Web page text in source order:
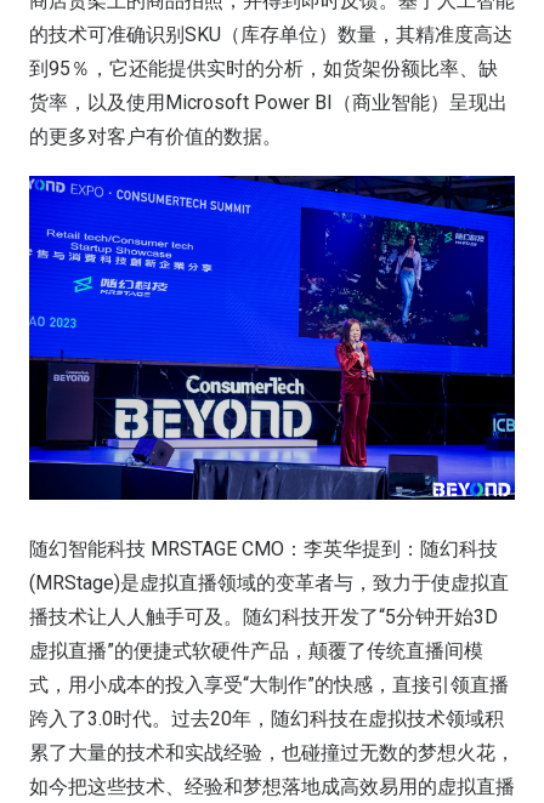
的技术可准确识别SKU（库存单位）数量，其精准度高达
到95％，它还能提供实时的分析，如货架份额比率、缺
货率，以及使用Microsoft Power BI（商业智能）呈现出
的更多对客户有价值的数据。
随幻智能科技 MRSTAGE CMO：李英华提到：随幻科技
(MRStage)是虚拟直播领域的变革者与，致力于使虚拟直
播技术让人人触手可及。随幻科技开发了“5分钟开始3D
虚拟直播”的便捷式软硬件产品，颠覆了传统直播间模
式，用小成本的投入享受“大制作”的快感，直接引领直播
跨入了3.0时代。过去20年，随幻科技在虚拟技术领域积
累了大量的技术和实战经验，也碰撞过无数的梦想火花，
如今把这些技术、经验和梦想落地成高效易用的虚拟直播